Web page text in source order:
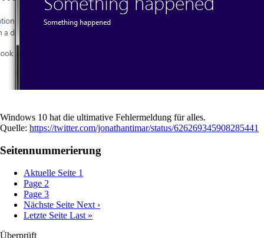
Windows 10 hat die ultimative Fehlermeldung für alles.
Quelle: https://twitter.com/jonathantimar/status/626269345908285441
Seitennummerierung
Aktuelle Seite 1
Page 2
Page 3
Nächste Seite Next ›
Letzte Seite Last »
Überprüft